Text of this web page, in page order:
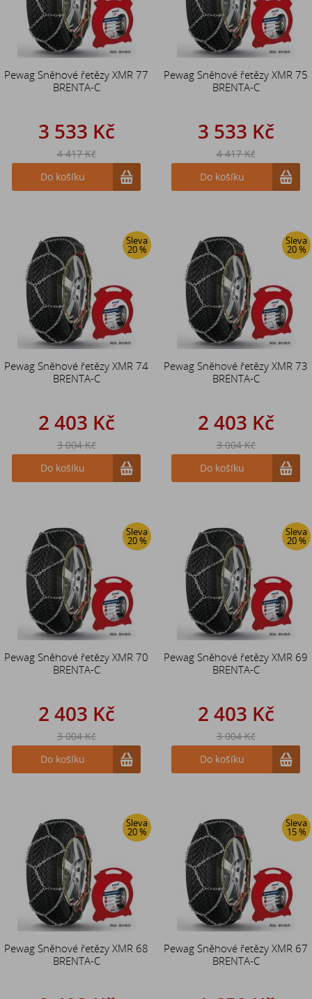
Pewag Sněhové řetězy XMR 77
BRENTA-C
3 533 Kč
4 417 Kč
Do košíku
Pewag Sněhové řetězy XMR 75
BRENTA-C
3 533 Kč
4 417 Kč
Do košíku
Sleva
20 %
Pewag Sněhové řetězy XMR 74
BRENTA-C
2 403 Kč
3 004 Kč
Do košíku
Sleva
20 %
Pewag Sněhové řetězy XMR 73
BRENTA-C
2 403 Kč
3 004 Kč
Do košíku
Sleva
20 %
Pewag Sněhové řetězy XMR 70
BRENTA-C
2 403 Kč
3 004 Kč
Do košíku
Sleva
20 %
Pewag Sněhové řetězy XMR 69
BRENTA-C
2 403 Kč
3 004 Kč
Do košíku
Sleva
20 %
Pewag Sněhové řetězy XMR 68
BRENTA-C
Sleva
15 %
Pewag Sněhové řetězy XMR 67
BRENTA-C